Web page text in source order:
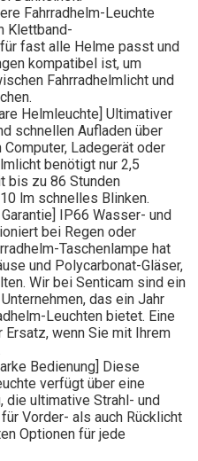
Fahrradhelm-Leuchte
Klettband-
fast alle Helme passt und
kompatibel ist, um
Fahrradhelmlicht und
Helmleuchte] Ultimativer
schnellen Aufladen über
Ladegerät oder
benötigt nur 2,5
bis zu 86 Stunden
lm schnelles Blinken.
IP66 Wasser- und
bei Regen oder
Taschenlampe hat
und Polycarbonat-Gläser,
Wir bei Senticam sind ein
das ein Jahr
Leuchten bietet. Eine
wenn Sie mit Ihrem
Bedienung] Diese
verfügt über eine
die ultimative Strahl- und
Vorder- als auch Rücklicht
Optionen für jede